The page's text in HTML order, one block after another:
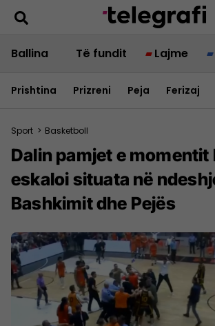
Ballina Të fundit Lajme
Prishtina Prizreni Peja Ferizaj
Sport > Basketboll
Dalin pamjet e momentit
eskaloi situata në
Bashkimit dhe Pejës